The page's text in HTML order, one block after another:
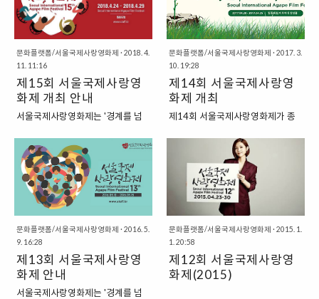
사랑영화제 뉴스레터제16회 서울
국제사랑영화제 영화 프로그래머가
선정한 기독영화 상영, 영화에 대한
심도 깊은 기독교적 논의,영화 포스
터 리디자인 전시, 영화인의 밤 등도
심 한가운데에서 펼쳐지는 봄날의
부활축제여러분도 함께 하세요! 영
화제 홈페이지 가기 영화제 예매하
개봉 예정작을 누구보다 먼저 관람
하세요! 곧 우리나라에 개봉될, 감
동적인 기독영화들을 먼저 만나는
시간! 영화제 시간표 보러가기#2
영화제가 특별히 준비한 행사에 참
여해보세요.배우, 감독과 영화의 뒷
이야기 듣기! 신학자, 목회자, 전문
가와 영화의 깊은 의미 찾기! 원하
는 ..
는 2003년 서울기독교-영화축제에
서 시작해 아시아 유일의 기독교영
화제로 자리매김해왔습니다. 올해
서울국제사랑영화제(SIAFF 2019)
의 주제는 MISSION입니다. 서울국
제사랑영화제는 기독영화인들을 격
려하고 작품활동을 장려하고자
2009년 처음 기독영화인상을 신설
기독교영화가 한동안 한국영화사에
서 명맥이 끊기다시피 하다가 신현
원 감독의 「소명」으로 극장가에
다시 살아난 해이기도 합니다. 하여
2019년 서울국제사랑영화제는 지
난 10년을 돌아보며 지금까지 기독
영화인상을 수상한 영화 제작자와
연출자뿐만 아니라 그들의 작품들
을 회고하고 문화선..
문화플랫폼/서울국제사랑영화제 · 2018. 4.
11. 11:16
제15회 서울국제사랑영
화제 개최 안내
서울국제사랑영화제는 '경계를 넘
2003년 서울기독교영화제로 시작
되었습니다. 2012년 서울국제사랑
영화제로 이름을 바꾸고 영화를 통
해 교회와 사회가 소통하기를 바라
며 꾸준히 성장해온 지금, 제15회
서울국제사랑영화제가 2018년 4
월 24일(화)부터 29일(주일)까지
좋은영화관 필름포럼에서 개최됩니
다. 서울국제사랑영화제 홈페이지
로 이동시간표 보기예매하러 가기
영화 소개 상영 프로그램올해 서울
문화플랫폼/서울국제사랑영화제 · 2017. 3.
10. 19:28
제14회 서울국제사랑영
화제 개최
제14회 서울국제사랑영화제가 종
시'(Re-)라는 주제로 4월 20일(목)
부터 25일(화)까지 좋은영화관 필
름포럼에서 열립니다. 영화를 통해
한국 사회와 교회가 새로워지기를
바라는 마음으로 좋은 영화들을 많
이 준비했습니다. 부활절 후 기쁨의
50일 기간에 열리는 기독교 문화축
제에서 이웃과 부활의 기쁨을 나누
시는 의미있는 시간 되시기를 바랍
니다. 서울국제사랑영화제 홈페이
문화플랫폼/서울국제사랑영화제 · 2016. 5.
9. 16:28
제13회 서울국제사랑영
화제 안내
서울국제사랑영화제는 '경계를 넘
문화플랫폼/서울국제사랑영화제 · 2015. 1.
1. 20:58
제12회 서울국제사랑영
화제(2015)